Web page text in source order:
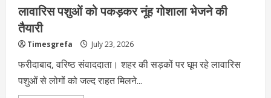
लावारिस पशुओं को पकड़कर नूंह गोशाला भेजने की
तैयारी
Timesgrefa July 23, 2026
फरीदाबाद, वरिष्ठ संवाददाता। शहर की सड़कों पर घूम रहे लावारिस
पशुओं से लोगों को जल्द राहत मिलने...